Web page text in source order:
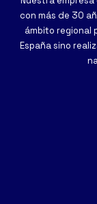
con más de 30
ámbito regional
España sino